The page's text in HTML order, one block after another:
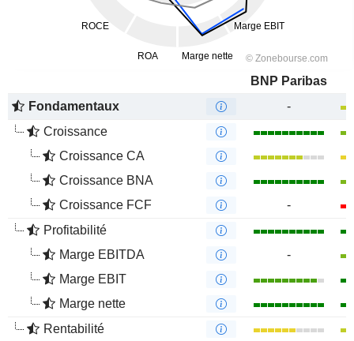
BNP Paribas
Fondamentaux
-
Croissance
Croissance CA
Croissance BNA
Croissance FCF
-
Profitabilité
Marge EBITDA
-
Marge EBIT
Marge nette
Rentabilité